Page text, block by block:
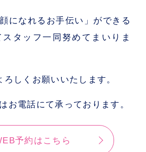
になれるお手伝い」ができる
タッフ一同努めてまいりま
しくお願いいたします。
お電話にて承っております。
予約はこちら